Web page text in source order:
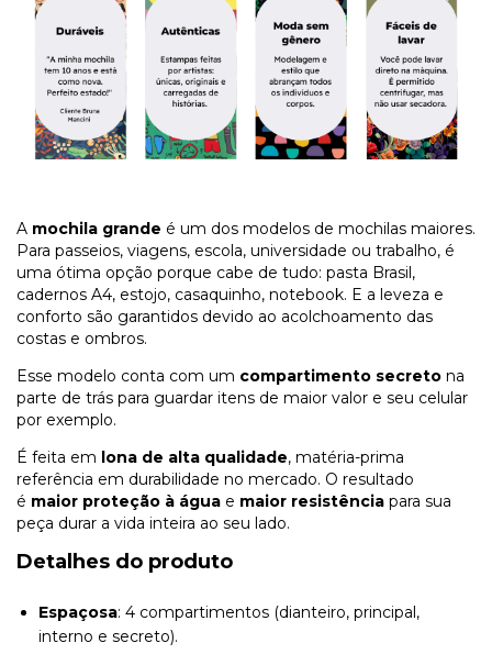
A mochila grande é um dos modelos de mochilas maiores.
Para passeios, viagens, escola, universidade ou trabalho, é
uma ótima opção porque cabe de tudo: pasta Brasil,
cadernos A4, estojo, casaquinho, notebook. E a leveza e
conforto são garantidos devido ao acolchoamento das
costas e ombros.
Esse modelo conta com um compartimento secreto na
parte de trás para guardar itens de maior valor e seu celular
por exemplo.
É feita em lona de alta qualidade, matéria-prima
referência em durabilidade no mercado. O resultado
é maior proteção à água e maior resistência para sua
peça durar a vida inteira ao seu lado.
Detalhes do produto
Espaçosa: 4 compartimentos (dianteiro, principal,
interno e secreto).